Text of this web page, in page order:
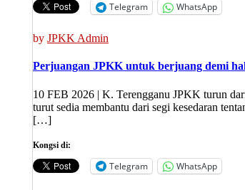
Telegram WhatsApp
by JPKK Admin
Perjuangan JPKK untuk berjuang demi
10 FEB 2026 | K. Terengganu JPKK turun
turut sedia membantu dari segi kesedaran
[…]
Kongsi di:
Telegram WhatsApp